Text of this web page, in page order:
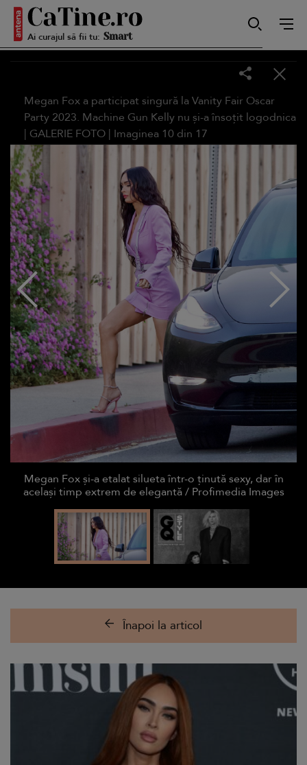
Ai curajul să fii tu:
Autentică
Sensibilă
Puternică
Megan Fox a participat singură la Vanity Fair Oscar
Party 2023. Machine Gun Kelly nu și-a însoțit logodnica
| GALERIE FOTO | Imaginea 10 din 17
Megan Fox și-a etalat silueta într-o ținută sexy, dar în
același timp extrem de elegantă / Profimedia Images
Înapoi la articol